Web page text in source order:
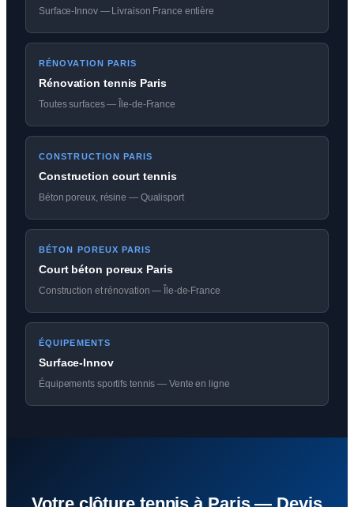
Surface-Innov — Livraison France entière
RÉNOVATION PARIS
Rénovation tennis Paris
Toutes surfaces — Île-de-France
CONSTRUCTION PARIS
Construction court tennis
Béton poreux, résine — Qualisport
BÉTON POREUX PARIS
Court béton poreux Paris
Construction et rénovation — Île-de-France
ÉQUIPEMENTS
Surface-Innov
Équipements sportifs tennis — Vente en ligne